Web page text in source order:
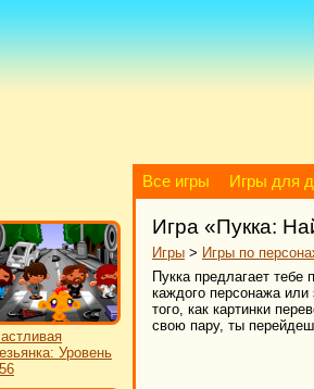
Все игры Игры для
Уровень
Игра «Пукка:
Игры > Игры по
Пукка предлагает тебе
каждого персонажа
того, как картинки
свою пару, ты